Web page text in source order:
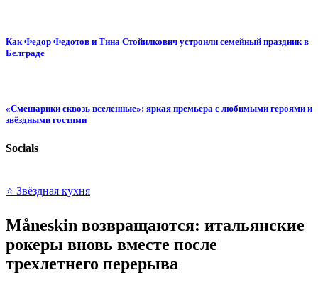
Как Федор Федотов и Тина Стойилкович устроили семейный праздник в
Белграде
«Смешарики сквозь вселенные»: яркая премьера с любимыми героями и
звёздными гостями
Socials
⭐ Звёздная кухня
Måneskin возвращаются: итальянские
рокеры вновь вместе после
трехлетнего перерыва